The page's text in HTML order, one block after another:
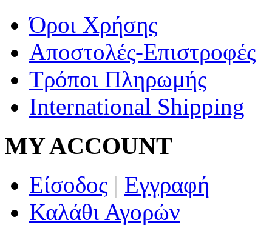
Όροι Χρήσης
Αποστολές-Επιστροφές
Τρόποι Πληρωμής
International Shipping
MY ACCOUNT
Είσοδος | Εγγραφή
Καλάθι Αγορών